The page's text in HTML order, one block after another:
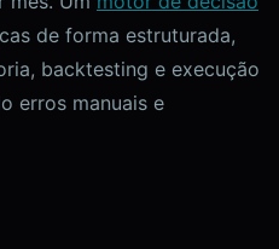
de forma estruturada,
backtesting e execução
erros manuais e